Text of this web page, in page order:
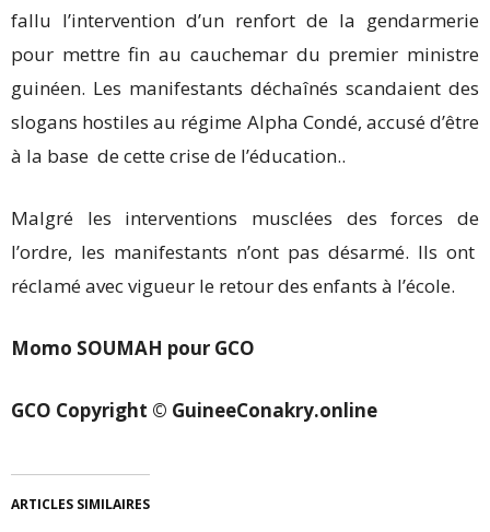
fallu l’intervention d’un renfort de la gendarmerie
pour mettre fin au cauchemar du premier ministre
guinéen. Les manifestants déchaînés scandaient des
slogans hostiles au régime Alpha Condé, accusé d’être
à la base de cette crise de l’éducation..
Malgré les interventions musclées des forces de
l’ordre, les manifestants n’ont pas désarmé. Ils ont
réclamé avec vigueur le retour des enfants à l’école.
Momo SOUMAH pour GCO
GCO Copyright © GuineeConakry.online
ARTICLES SIMILAIRES